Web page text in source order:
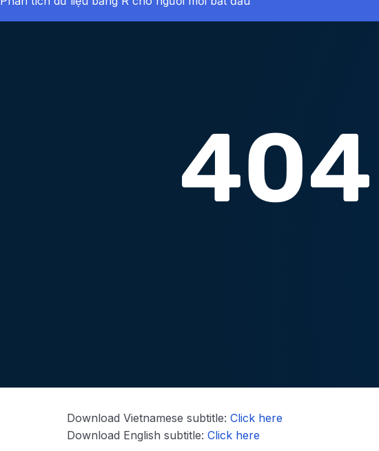
Download Vietnamese subtitle:Click here
Download English subtitle:Click here